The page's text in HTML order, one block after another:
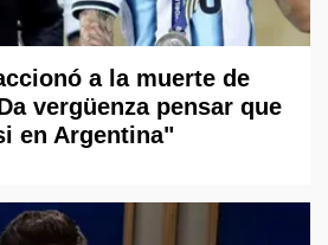
a la muerte de
vergüenza pensar que
en Argentina"